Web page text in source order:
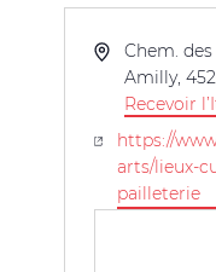
Adresse
Chem.
Amilly,
Recevoir
Site
web
https://
arts/lieux-
pailleterie